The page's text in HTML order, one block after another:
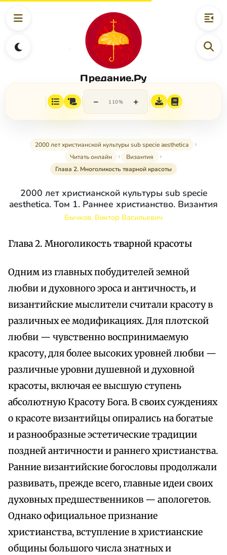
Предание.Ру
− 110% +
2000 лет христианской культуры sub specie aesthetica
Читать онлайн
Византия
Глава 2. Многоликость тварной красоты
2000 лет христианской культуры sub specie
aesthetica. Том 1. Раннее христианство. Византия
Бычков, Виктор Васильевич
Глава 2. Многоликость тварной красоты
Одним из главных побудителей земной
любви и духовного эроса и античность, и
византийские мыслители считали красоту в
различных ее модификациях. Для плотской
любви — чувственно воспринимаемую
красоту, для более высоких уровней любви —
различные уровни душевной и духовной
красоты, включая ее высшую ступень
абсолютную Красоту Бога. В своих суждениях
о красоте византийцы опирались на богатые
и разнообразные эстетические традиции
поздней античности и раннего христианства.
Ранние византийские богословы продолжали
развивать, прежде всего, главные идеи своих
духовных предшественников — апологетов.
Однако официальное признание
христианства, вступление в христианские
общины большого числа знатных и